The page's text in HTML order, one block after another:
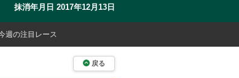
抹消年月日 2017年12月13日
週の注目レース
戻る